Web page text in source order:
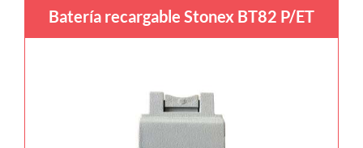
Batería recargable Stonex BT82 P/ET